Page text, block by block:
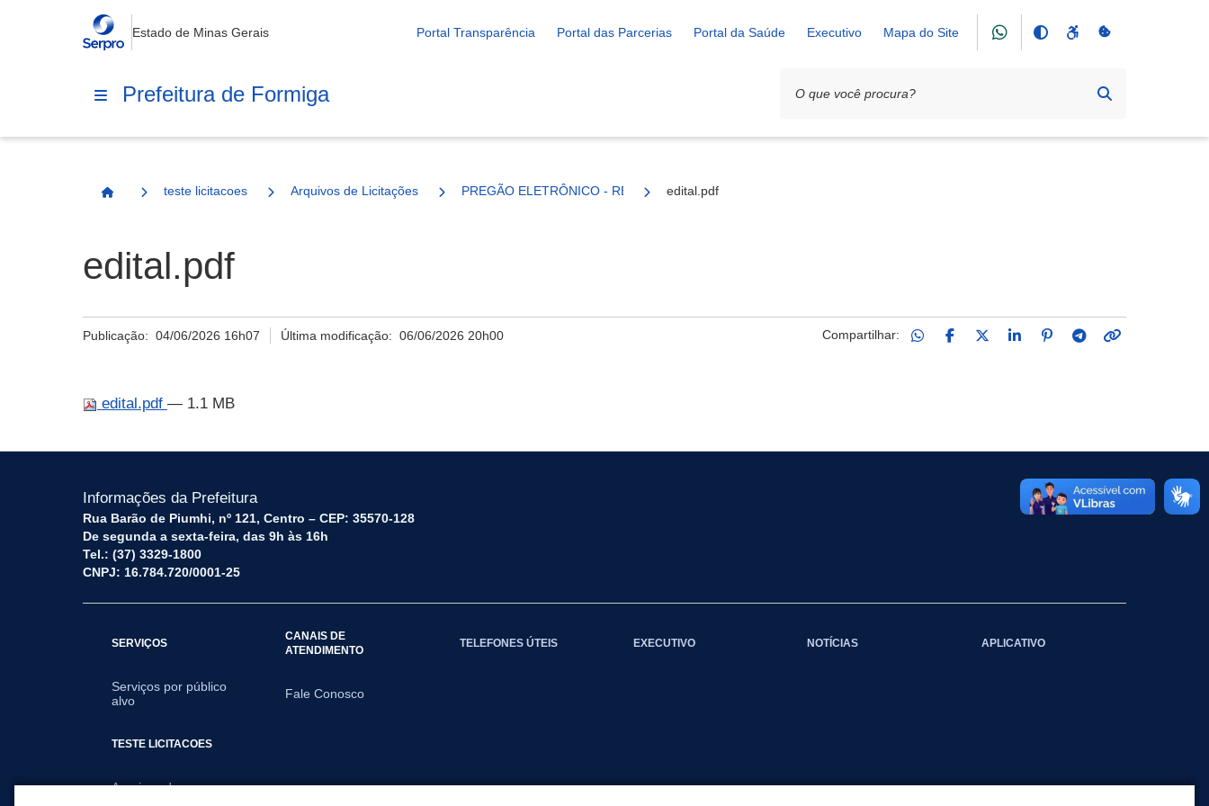
Estado de Minas Gerais Portal Transparência Portal das Parcerias Portal da Saúde Executivo Mapa do Site
Prefeitura de Formiga
Página Inicial
teste licitacoes Arquivos de Licitações PREGÃO ELETRÔNICO - REGISTRO DE PREÇOS 87/2025
edital.pdf
edital.pdf
Publicação: 04/06/2026 16h07 Última modificação:06/06/2026 20h00 Compartilhar:
edital.pdf — 1.1 MB
Informações da Prefeitura
Rua Barão de Piumhi, nº 121, Centro – CEP: 35570-128
De segunda a sexta-feira, das 9h às 16h
Tel.: (37) 3329-1800
CNPJ: 16.784.720/0001-25
SERVIÇOS
Serviços por público
alvo
CANAIS DE
ATENDIMENTO
Fale Conosco
TELEFONES ÚTEIS EXECUTIVO NOTÍCIAS APLICATIVO
TESTE LICITACOES
Arquivos de